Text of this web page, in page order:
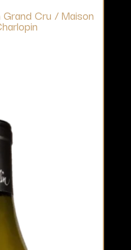
Cru / Maison